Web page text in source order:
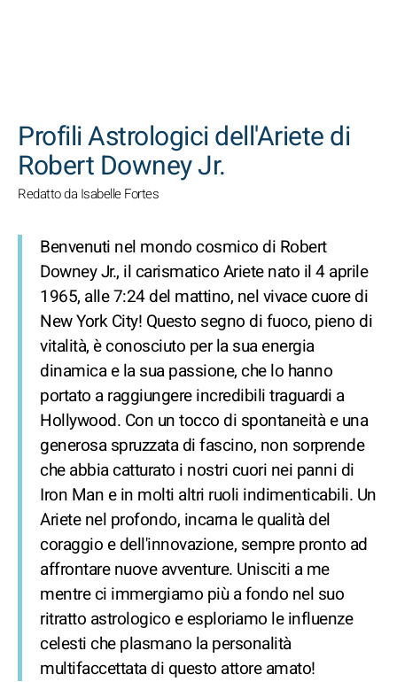
Profili Astrologici dell'Ariete di
Robert Downey Jr.
Redatto da Isabelle Fortes
Benvenuti nel mondo cosmico di Robert
Downey Jr., il carismatico Ariete nato il 4 aprile
1965, alle 7:24 del mattino, nel vivace cuore di
New York City! Questo segno di fuoco, pieno di
vitalità, è conosciuto per la sua energia
dinamica e la sua passione, che lo hanno
portato a raggiungere incredibili traguardi a
Hollywood. Con un tocco di spontaneità e una
generosa spruzzata di fascino, non sorprende
che abbia catturato i nostri cuori nei panni di
Iron Man e in molti altri ruoli indimenticabili. Un
Ariete nel profondo, incarna le qualità del
coraggio e dell'innovazione, sempre pronto ad
affrontare nuove avventure. Unisciti a me
mentre ci immergiamo più a fondo nel suo
ritratto astrologico e esploriamo le influenze
celesti che plasmano la personalità
multifaccettata di questo attore amato!